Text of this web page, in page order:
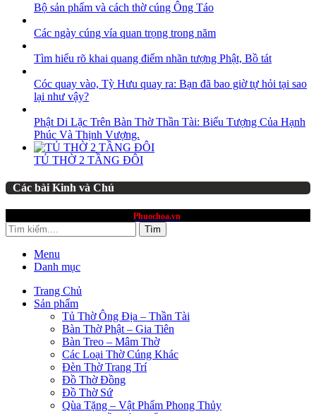
Bộ sản phẩm và cách thờ cúng Ông Táo
Các ngày cúng vía quan trọng trong năm
Tìm hiểu rõ khai quang điểm nhãn tượng Phật, Bồ tát
Cóc quay vào, Tỳ Hưu quay ra: Bạn đã bao giờ tự hỏi tại sao
lại như vậy?
Phật Di Lặc Trên Bàn Thờ Thần Tài: Biểu Tượng Của Hạnh
Phúc Và Thịnh Vượng.
TỦ THỜ 2 TẦNG ĐÔI
Các bài Kinh và Chú
Phuochoa.vn
Tìm
Menu
Danh mục
Trang Chủ
Sản phẩm
Tủ Thờ Ông Địa – Thần Tài
Bàn Thờ Phật – Gia Tiên
Bàn Treo – Mâm Thờ
Các Loại Thờ Cúng Khác
Đèn Thờ Trang Trí
Đồ Thờ Đồng
Đồ Thờ Sứ
Qùa Tặng – Vật Phẩm Phong Thủy